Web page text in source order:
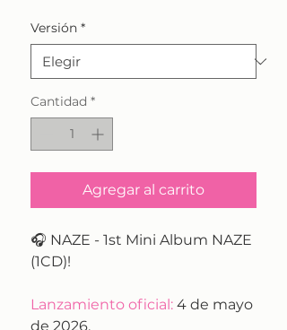
Versión *
Cantidad *
Agregar al carrito
🎧 NAZE - 1st Mini Album NAZE
(1CD)!
Lanzamiento oficial: 4 de mayo
de 2026.